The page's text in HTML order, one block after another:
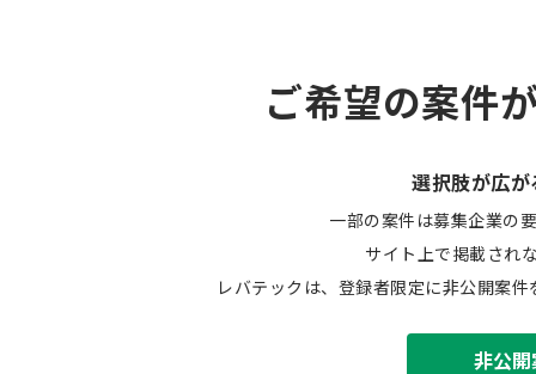
ご希望の案件
選択肢が広が
一部の案件は募集企業の
サイト上で掲載され
レバテックは、登録者限定に非公開案
非公